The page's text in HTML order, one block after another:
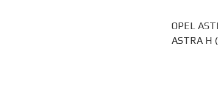
OPEL
ASTRA H